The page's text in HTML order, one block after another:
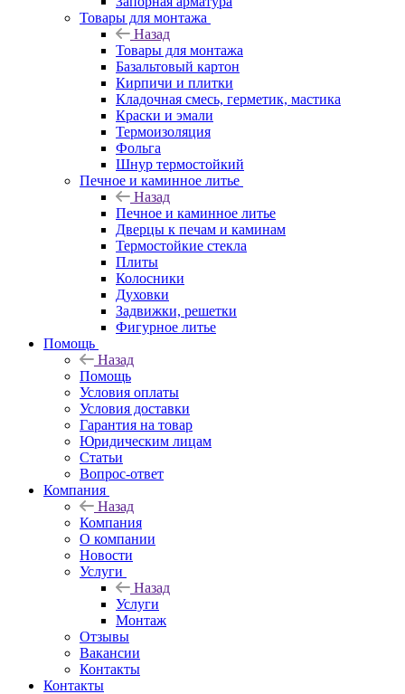
Товары для монтажа
Назад
Товары для монтажа
Базальтовый картон
Кирпичи и плитки
Кладочная смесь, герметик, мастика
Краски и эмали
Термоизоляция
Фольга
Шнур термостойкий
Печное и каминное литье
Назад
Печное и каминное литье
Дверцы к печам и каминам
Термостойкие стекла
Плиты
Колосники
Духовки
Задвижки, решетки
Фигурное литье
Помощь
Назад
Помощь
Условия оплаты
Условия доставки
Гарантия на товар
Юридическим лицам
Статьи
Вопрос-ответ
Компания
Назад
Компания
О компании
Новости
Услуги
Назад
Услуги
Монтаж
Отзывы
Вакансии
Контакты
Контакты